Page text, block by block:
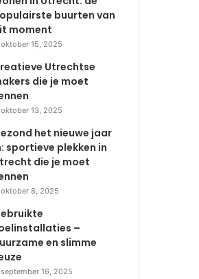
buurten van
moment
oktober 15, 2025
Utrechtse
die je moet
oktober 13, 2025
het nieuwe jaar
sportieve plekken in
die je moet
oktober 8, 2025
–
en slimme
september 16, 2025